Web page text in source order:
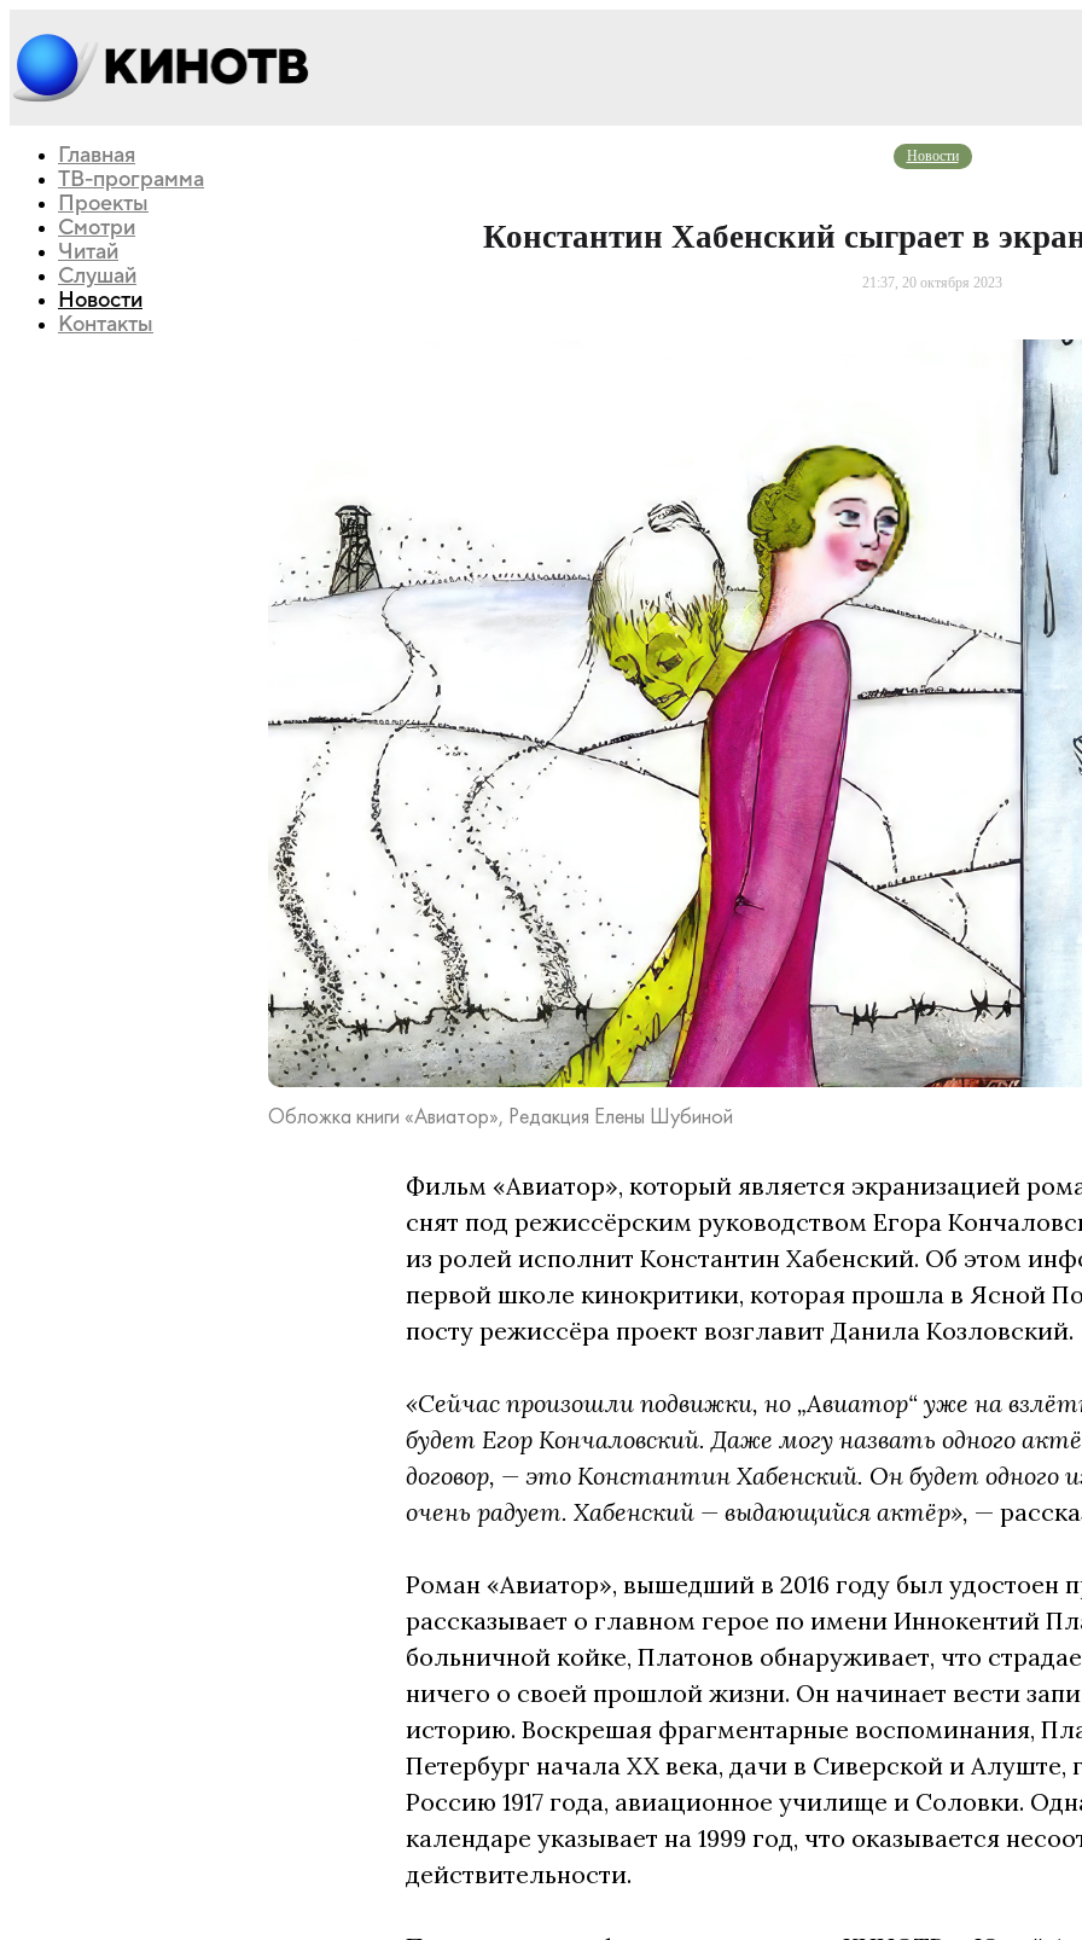
Главная
ТВ-программа
Проекты
Смотри
Читай
Слушай
Новости
Контакты
Новости
Константин Хабенский сыграет в
21:37, 20 октября 2023
Обложка книги «Авиатор», Редакция Елены Шубиной
Фильм «Авиатор», который является экранизацией
снят под режиссёрским руководством Егора
из ролей исполнит Константин Хабенский. Об этом
первой школе кинокритики, которая прошла в Ясной
посту режиссёра проект возглавит Данила Козловский.
«Сейчас произошли подвижки, но „Авиатор“ уже на
будет Егор Кончаловский. Даже могу назвать одного
договор, — это Константин Хабенский. Он будет одного
очень радует. Хабенский — выдающийся актёр», —
Роман «Авиатор», вышедший в 2016 году был удостоен
рассказывает о главном герое по имени Иннокентий
больничной койке, Платонов обнаруживает, что
ничего о своей прошлой жизни. Он начинает вести
историю. Воскрешая фрагментарные воспоминания,
Петербург начала XX века, дачи в Сиверской и
Россию 1917 года, авиационное училище и Соловки.
календаре указывает на 1999 год, что оказывается
действительности.